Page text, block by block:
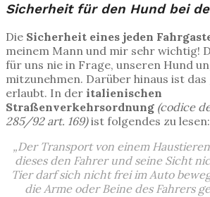
Sicherheit für den Hund bei
Die Sicherheit eines jeden
meinem Mann und mir sehr wichtig!
für uns nie in Frage, unseren Hund
mitzunehmen. Darüber hinaus ist
erlaubt. In der italienischen
Straßenverkehrsordnung (codice
285/92 art. 169)ist folgendes zu lesen:
„Der Transport von einem
dieses den Fahrer und seine Sicht
Tier darf sich nicht frei im Auto
die Arme oder Beine des Fahrers